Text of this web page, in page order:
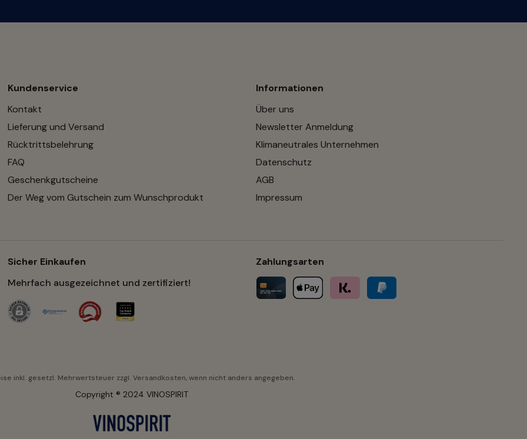
Kundenservice
Kontakt
Lieferung und Versand
Rücktrittsbelehrung
FAQ
Geschenkgutscheine
Der Weg vom Gutschein zum Wunschprodukt
Informationen
Über uns
Newsletter Anmeldung
Klimaneutrales Unternehmen
Datenschutz
AGB
Impressum
Sicher Einkaufen
Mehrfach ausgezeichnet und zertifiziert!
Zahlungsarten
inkl. gesetzl. Mehrwertsteuer zzgl. Versandkosten, wenn nicht anders angegeben.
Copyright ® 2024 VINOSPIRIT